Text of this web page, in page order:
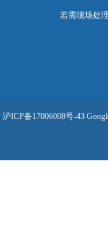
若需现场处
沪ICP备17006008号-43